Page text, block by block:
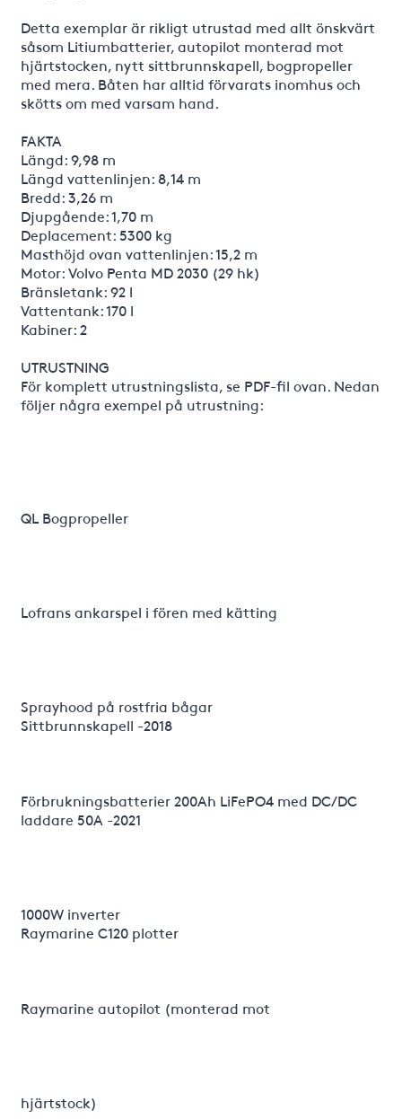
Detta exemplar är rikligt utrustad med allt önskvärt
såsom Litiumbatterier, autopilot monterad mot
hjärtstocken, nytt sittbrunnskapell, bogpropeller
med mera. Båten har alltid förvarats inomhus och
skötts om med varsam hand.
FAKTA
Längd: 9,98 m
Längd vattenlinjen: 8,14 m
Bredd: 3,26 m
Djupgående: 1,70 m
Deplacement: 5300 kg
Masthöjd ovan vattenlinjen: 15,2 m
Motor: Volvo Penta MD 2030 (29 hk)
Bränsletank: 92 l
Vattentank: 170 l
Kabiner: 2
UTRUSTNING
För komplett utrustningslista, se PDF-fil ovan. Nedan
följer några exempel på utrustning:
QL Bogpropeller
Lofrans ankarspel i fören med kätting
Sprayhood på rostfria bågar
Sittbrunnskapell -2018
Förbrukningsbatterier 200Ah LiFePO4 med DC/DC
laddare 50A -2021
1000W inverter
Raymarine C120 plotter
Raymarine autopilot (monterad mot
hjärtstock)